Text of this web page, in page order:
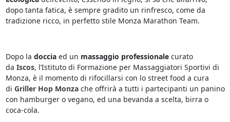
dopo tanta fatica, è sempre gradito un rinfresco, come da
tradizione ricco, in perfetto stile Monza Marathon Team.
Dopo la docciaed un massaggio professionalecurato
da Iscos, l’Istituto di Formazione per Massaggiatori Sportivi di
Monza, è il momento di rifocillarsi con lo street food a cura
di Griller Hop Monzache offrirà a tutti i partecipanti un panino
con hamburger o vegano, ed una bevanda a scelta, birra o
coca-cola.